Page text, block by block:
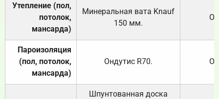
Утепление (пол,
потолок,
мансарда)
Минеральная вата Knauf
150 мм.
Пароизоляция
(пол, потолок,
мансарда)
Ондутис R70.
Шпунтованная доска